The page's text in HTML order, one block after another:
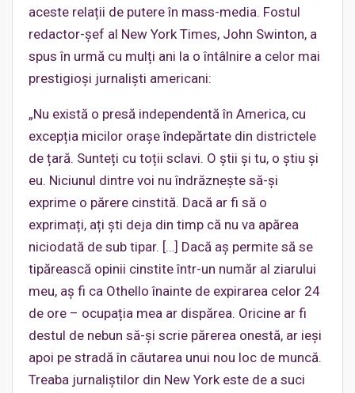
aceste relații de putere în mass-media. Fostul
redactor-șef al New York Times, John Swinton, a
spus în urmă cu mulți ani la o întâlnire a celor mai
prestigioși jurnaliști americani:
„Nu există o presă independentă în America, cu
excepția micilor orașe îndepărtate din districtele
de țară. Sunteți cu toții sclavi. O știi și tu, o știu și
eu. Niciunul dintre voi nu îndrăznește să-și
exprime o părere cinstită. Dacă ar fi să o
exprimați, ați ști deja din timp că nu va apărea
niciodată de sub tipar. […] Dacă aș permite să se
tipărească opinii cinstite într-un număr al ziarului
meu, aș fi ca Othello înainte de expirarea celor 24
de ore – ocupația mea ar dispărea. Oricine ar fi
destul de nebun să-și scrie părerea onestă, ar ieși
apoi pe stradă în căutarea unui nou loc de muncă.
Treaba jurnaliștilor din New York este de a suci